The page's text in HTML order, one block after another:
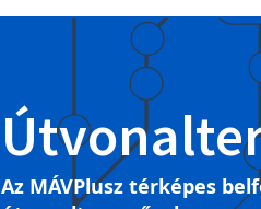
Az MÁVPlusz térképes